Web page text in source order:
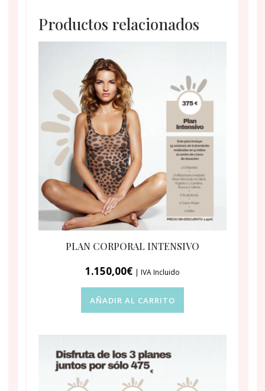
Productos relacionados
PLAN CORPORAL INTENSIVO
1.150,00€ | IVA Incluido
AÑADIR AL CARRITO